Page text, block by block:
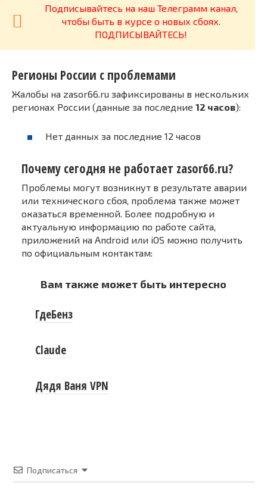
Подписывайтесь на наш Телеграмм канал,
чтобы быть в курсе о новых сбоях.
ПОДПИСЫВАЙТЕСЬ!
Регионы России с проблемами
Жалобы на zasor66.ru зафиксированы в нескольких
регионах России (данные за последние 12 часов):
Нет данных за последние 12 часов
Почему сегодня не работает zasor66.ru?
Проблемы могут возникнут в результате аварии
или технического сбоя, проблема также может
оказаться временной. Более подробную и
актуальную информацию по работе сайта,
приложений на Android или iOS можно получить
по официальным контактам:
Вам также может быть интересно
ГдеБенз
Claude
Дядя Ваня VPN
Подписаться